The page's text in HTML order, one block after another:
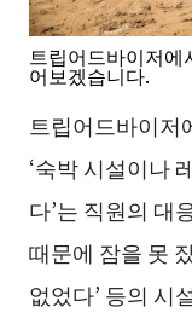
트립어드바이저에
어보겠습니다.
트립어드바이저
‘숙박 시설이나
다’는 직원의 대
때문에 잠을 못
없었다’ 등의 시